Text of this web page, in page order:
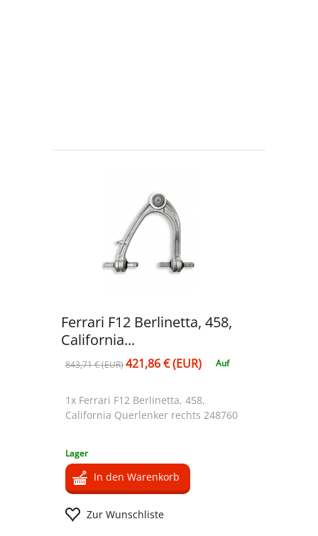
Ferrari F12 Berlinetta, 458,
California...
843,71 € (EUR)421,86 € (EUR)
1x Ferrari F12 Berlinetta, 458,
California Querlenker rechts 248760
Auf
Lager
In den Warenkorb
Zur Wunschliste